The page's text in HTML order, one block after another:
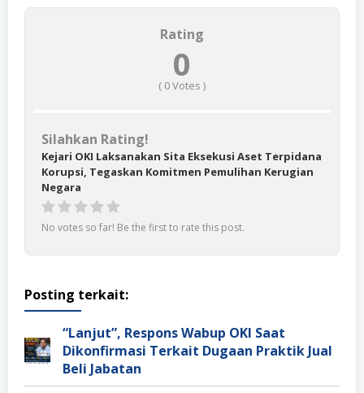
Rating
0
( 0Votes )
Silahkan Rating!
Kejari OKI Laksanakan Sita Eksekusi Aset Terpidana
Korupsi, Tegaskan Komitmen Pemulihan Kerugian
Negara
No votes so far! Be the first to rate this post.
Posting terkait:
“Lanjut”, Respons Wabup OKI Saat
Dikonfirmasi Terkait Dugaan Praktik Jual
Beli Jabatan